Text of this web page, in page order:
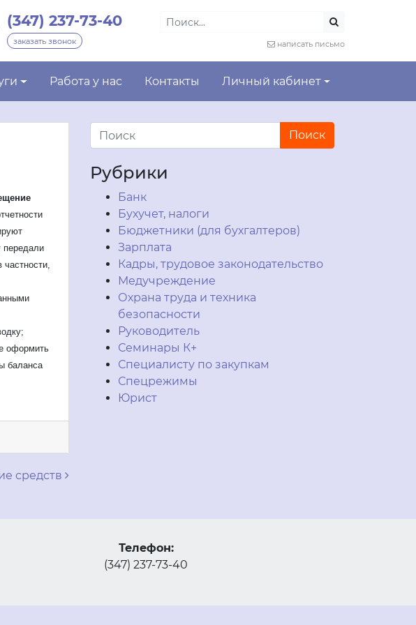
(347) 237-73-40
заказать звонок написать письмо
Работа у нас Контакты Личный кабинет
передали
оформить
баланса
средств
Рубрики
Банк
Бухучет, налоги
Бюджетники (для бухгалтеров)
Зарплата
Кадры, трудовое законодательство
Медучреждение
Охрана труда и техника
безопасности
Руководитель
Семинары К+
Специалисту по закупкам
Спецрежимы
Юрист
Телефон:
(347) 237-73-40